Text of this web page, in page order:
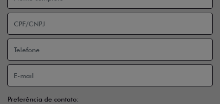
Preferência de contato: